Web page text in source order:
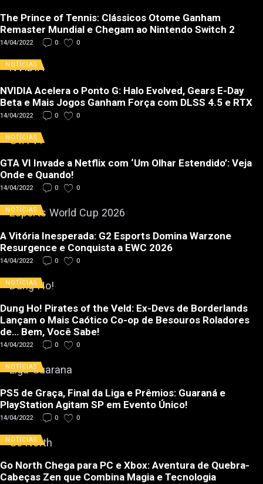
The Prince of Tennis: Clássicos Otome Ganham
Remaster Mundial e Chegam ao Nintendo Switch 2
14/04/2022 0 0
NOTÍCIAS
NVIDIA Acelera o Ponto G: Halo Evolved, Gears E-Day
Beta e Mais Jogos Ganham Força com DLSS 4.5 e RTX
14/04/2022 0 0
NOTÍCIAS
GTA VI Invade a Netflix com ‘Um Olhar Estendido’: Veja
Onde e Quando!
14/04/2022 0 0
NOTÍCIAS
A Vitória Inesperada: G2 Esports Domina Warzone
Resurgence e Conquista a EWC 2026
14/04/2022 0 0
NOTÍCIAS
Dung Ho! Pirates of the Veld: Ex-Devs de Borderlands
Lançam o Mais Caótico Co-op de Besouros Roladores
de… Bem, Você Sabe!
14/04/2022 0 0
NOTÍCIAS
PS5 de Graça, Final da Liga e Prêmios: Guaraná e
PlayStation Agitam SP em Evento Único!
14/04/2022 0 0
NOTÍCIAS
Go North Chega para PC e Xbox: Aventura de Quebra-
Cabeças Zen que Combina Magia e Tecnologia